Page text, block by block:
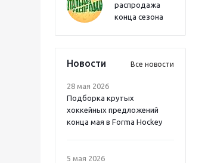
распродажа
конца сезона
Новости Все новости
28 мая 2026
Подборка крутых
хоккейных предложений
конца мая в Forma Hockey
5 мая 2026